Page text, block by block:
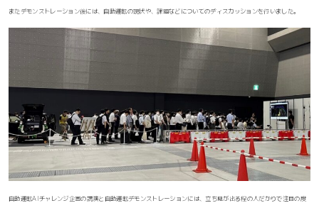
またデモンストレーション後には、自動運転の現状や、課題などについてのディスカッションを行いました。
自動運転AIチャレンジ企画の講演と自動運転デモンストレーションには、立ち見が出る程の人だかりで注目の度